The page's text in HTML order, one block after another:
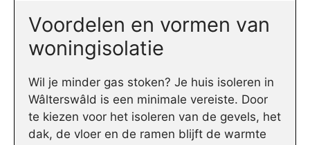
Voordelen en vormen van
woningisolatie
Wil je minder gas stoken? Je huis isoleren in
Wâlterswâld is een minimale vereiste. Door
te kiezen voor het isoleren van de gevels, het
dak, de vloer en de ramen blijft de warmte